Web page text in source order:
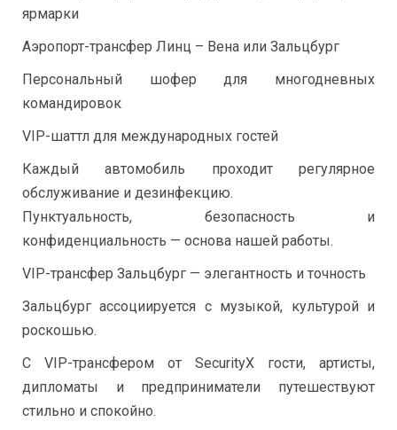
ярмарки
Аэропорт-трансфер Линц – Вена или Зальцбург
Персональный шофер для многодневных
командировок
VIP-шаттл для международных гостей
Каждый автомобиль проходит регулярное
обслуживание и дезинфекцию.
Пунктуальность, безопасность и
конфиденциальность — основа нашей работы.
VIP-трансфер Зальцбург — элегантность и точность
Зальцбург ассоциируется с музыкой, культурой и
роскошью.
С VIP-трансфером от SecurityX гости, артисты,
дипломаты и предприниматели путешествуют
стильно и спокойно.